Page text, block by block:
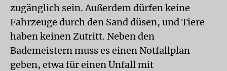
zugänglich sein. Außerdem dürfen keine
Fahrzeuge durch den Sand düsen, und Tiere
haben keinen Zutritt. Neben den
Bademeistern muss es einen Notfallplan
geben, etwa für einen Unfall mit